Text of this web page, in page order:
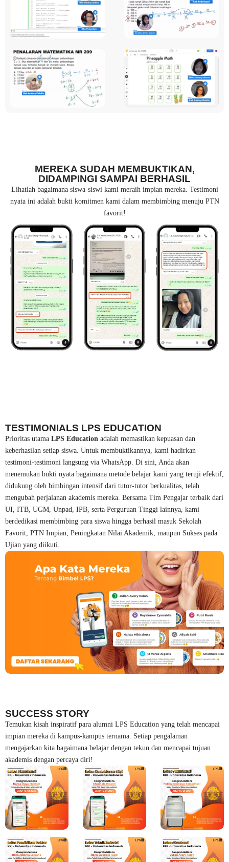
MEREKA SUDAH MEMBUKTIKAN,
DIDAMPINGI SAMPAI BERHASIL
Lihatlah bagaimana siswa-siswi kami meraih impian mereka. Testimoni
nyata ini adalah bukti komitmen kami dalam membimbing menuju PTN
favorit!
TESTIMONIALS LPS EDUCATION
Prioritas utama LPS Education adalah memastikan kepuasan dan
keberhasilan setiap siswa. Untuk membuktikannya, kami hadirkan
testimoni-testimoni langsung via WhatsApp. Di sini, Anda akan
menemukan bukti nyata bagaimana metode belajar kami yang teruji efektif,
didukung oleh bimbingan intensif dari tutor-tutor berkualitas, telah
mengubah perjalanan akademis mereka. Bersama Tim Pengajar terbaik dari
UI, ITB, UGM, Unpad, IPB, serta Perguruan Tinggi lainnya, kami
berdedikasi membimbing para siswa hingga berhasil masuk Sekolah
Favorit, PTN Impian, Peningkatan Nilai Akademik, maupun Sukses pada
Ujian yang diikuti.
SUCCESS STORY
Temukan kisah inspiratif para alumni LPS Education yang telah mencapai
impian mereka di kampus-kampus ternama. Setiap pengalaman
mengajarkan kita bagaimana belajar dengan tekun dan mencapai tujuan
akademis dengan percaya diri!